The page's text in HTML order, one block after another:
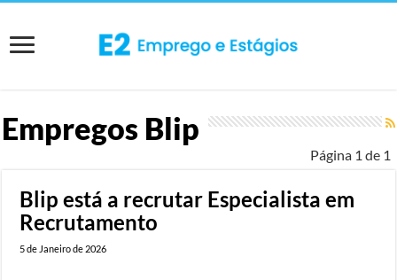
Empregos Blip
Página 1 de 1
Blip está a recrutar Especialista em
Recrutamento
5 de Janeiro de 2026